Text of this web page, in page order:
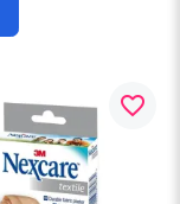
favorite_border